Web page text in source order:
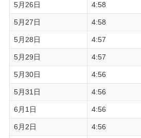
5月26日 4:58
5月27日 4:58
5月28日 4:57
5月29日 4:57
5月30日 4:56
5月31日 4:56
6月1日 4:56
6月2日 4:56